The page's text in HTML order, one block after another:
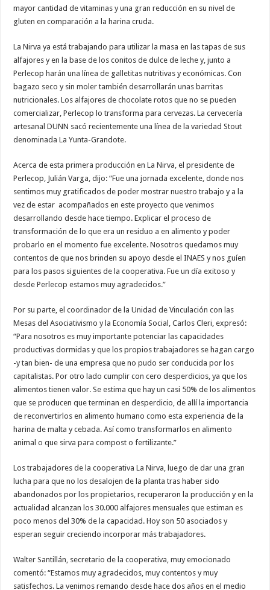
mayor cantidad de vitaminas y una gran reducción en su nivel de
gluten en comparación a la harina cruda.
La Nirva ya está trabajando para utilizar la masa en las tapas de sus
alfajores y en la base de los conitos de dulce de leche y, junto a
Perlecop harán una línea de galletitas nutritivas y económicas. Con
bagazo seco y sin moler también desarrollarán unas barritas
nutricionales. Los alfajores de chocolate rotos que no se pueden
comercializar, Perlecop lo transforma para cervezas. La cervecería
artesanal DUNN sacó recientemente una línea de la variedad Stout
denominada La Yunta-Grandote.
Acerca de esta primera producción en La Nirva, el presidente de
Perlecop, Julián Varga, dijo: “Fue una jornada excelente, donde nos
sentimos muy gratificados de poder mostrar nuestro trabajo y a la
vez de estar acompañados en este proyecto que venimos
desarrollando desde hace tiempo. Explicar el proceso de
transformación de lo que era un residuo a en alimento y poder
probarlo en el momento fue excelente. Nosotros quedamos muy
contentos de que nos brinden su apoyo desde el INAES y nos guíen
para los pasos siguientes de la cooperativa. Fue un día exitoso y
desde Perlecop estamos muy agradecidos.”
Por su parte, el coordinador de la Unidad de Vinculación con las
Mesas del Asociativismo y la Economía Social, Carlos Cleri, expresó:
“Para nosotros es muy importante potenciar las capacidades
productivas dormidas y que los propios trabajadores se hagan cargo
-y tan bien- de una empresa que no pudo ser conducida por los
capitalistas. Por otro lado cumplir con cero desperdicios, ya que los
alimentos tienen valor. Se estima que hay un casi 50% de los alimentos
que se producen que terminan en desperdicio, de allí la importancia
de reconvertirlos en alimento humano como esta experiencia de la
harina de malta y cebada. Así como transformarlos en alimento
animal o que sirva para compost o fertilizante.”
Los trabajadores de la cooperativa La Nirva, luego de dar una gran
lucha para que no los desalojen de la planta tras haber sido
abandonados por los propietarios, recuperaron la producción y en la
actualidad alcanzan los 30.000 alfajores mensuales que estiman es
poco menos del 30% de la capacidad. Hoy son 50 asociados y
esperan seguir creciendo incorporar más trabajadores.
Walter Santillán, secretario de la cooperativa, muy emocionado
comentó: “Estamos muy agradecidos, muy contentos y muy
satisfechos. La venimos remando desde hace dos años en el medio